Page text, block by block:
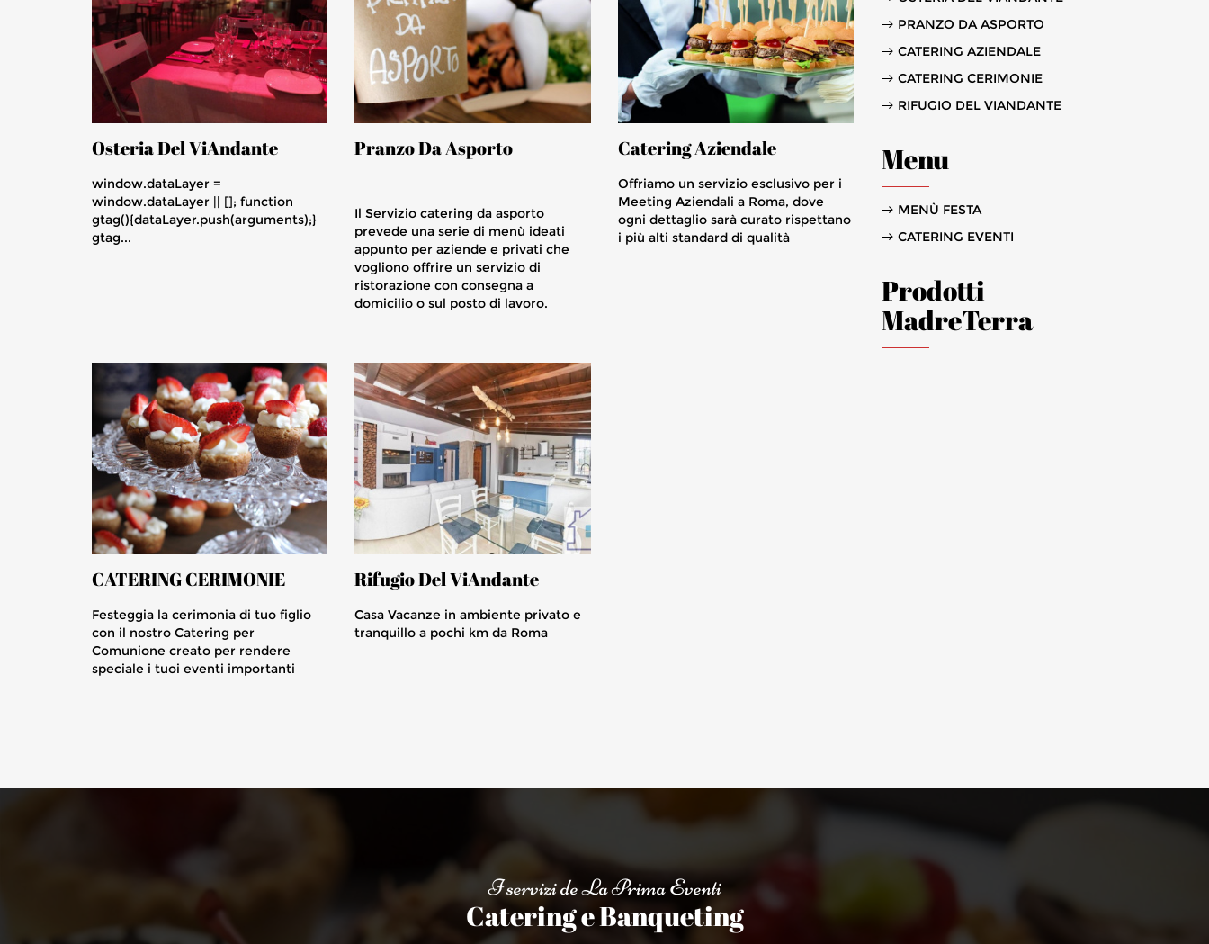
Osteria Del ViAndante
window.dataLayer =
window.dataLayer || []; function
gtag(){dataLayer.push(arguments);}
gtag...
Pranzo Da Asporto
Il Servizio catering da asporto
prevede una serie di menù ideati
appunto per aziende e privati che
vogliono offrire un servizio di
ristorazione con consegna a
domicilio o sul posto di lavoro.
Catering Aziendale
Offriamo un servizio esclusivo per i
Meeting Aziendali a Roma, dove
ogni dettaglio sarà curato rispettano
i più alti standard di qualità
CATERING CERIMONIE
Festeggia la cerimonia di tuo figlio
con il nostro Catering per
Comunione creato per rendere
speciale i tuoi eventi importanti
Rifugio Del ViAndante
Casa Vacanze in ambiente privato e
tranquillo a pochi km da Roma
PRANZO DA ASPORTO
CATERING AZIENDALE
CATERING CERIMONIE
RIFUGIO DEL VIANDANTE
Menu
MENÙ FESTA
CATERING EVENTI
Prodotti
MadreTerra
I servizi de La Prima Eventi
Catering e Banqueting